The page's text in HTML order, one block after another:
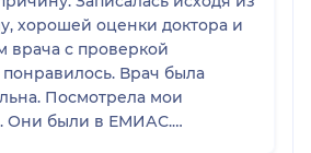
хорошей оценки доктора и
врача с проверкой
Посмотрела мои
Они были в ЕМИАС.